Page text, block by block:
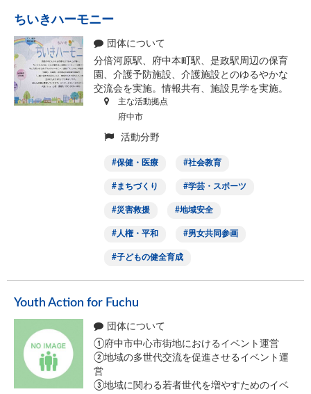
ちいきハーモニー
団体について
分倍河原駅、府中本町駅、是政駅周辺の保育
園、介護予防施設、介護施設とのゆるやかな
交流会を実施。情報共有、施設見学を実施。
主な活動拠点
府中市
活動分野
保健・医療 社会教育
まちづくり 学芸・スポーツ
災害救援 地域安全
人権・平和 男女共同参画
子どもの健全育成
Youth Action for Fuchu
団体について
①府中市中心市街地におけるイベント運営
②地域の多世代交流を促進させるイベント運
営
③地域に関わる若者世代を増やすためのイベ